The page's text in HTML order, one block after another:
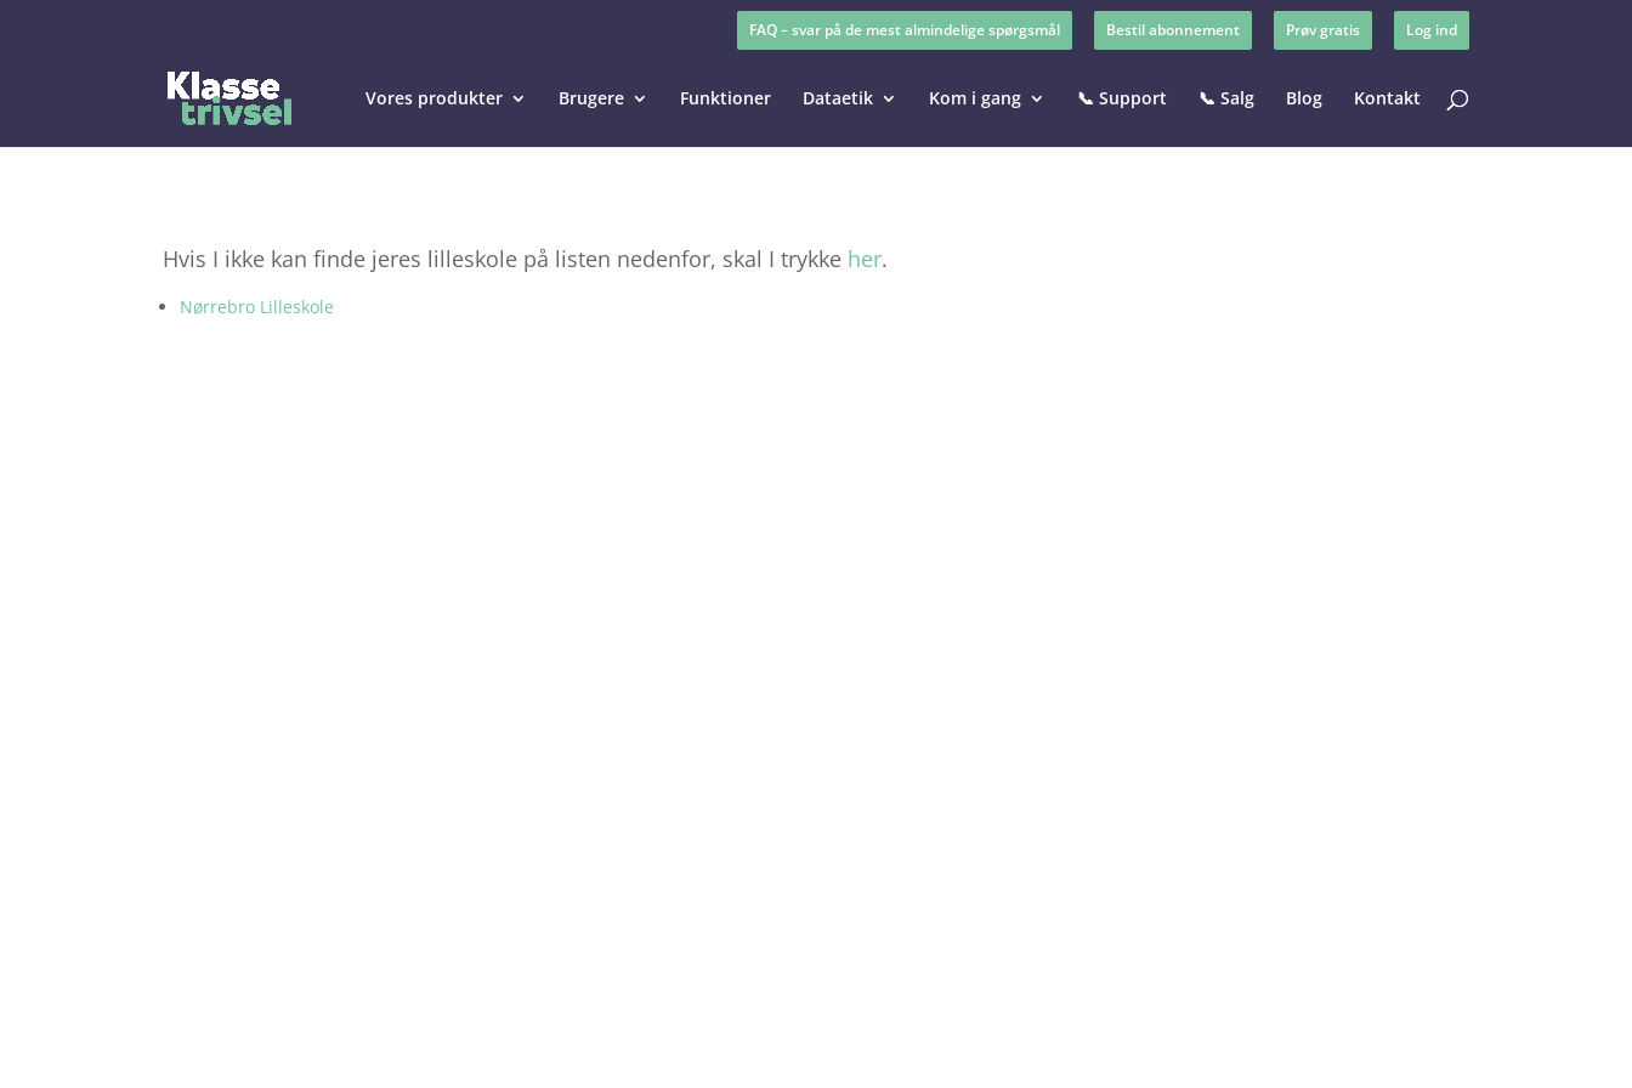
FAQ – svar på de mest almindelige spørgsmål Bestil abonnement Prøv gratis Log ind
Vores produkter Brugere Funktioner Dataetik Kom i gang 📞 Support 📞 Salg Blog Kontakt
Hvis I ikke kan finde jeres lilleskole på listen nedenfor, skal I trykke her.
Nørrebro Lilleskole